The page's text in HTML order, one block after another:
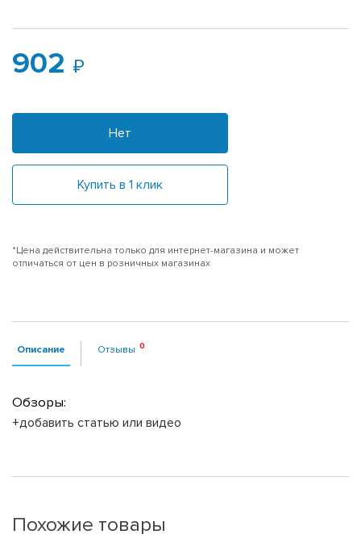
902
Нет
Купить в 1 клик
*Цена действительна только для интернет-магазина и может
отличаться от цен в розничных магазинах
Описание Отзывы
Обзоры:
+добавить статью или видео
Похожие товары